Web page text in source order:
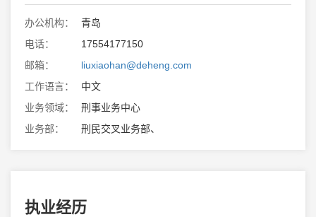
办公机构：
青岛
电话：
17554177150
邮箱：
liuxiaohan@deheng.com
工作语言：
中文
业务领域：
刑事业务中心
业务部：
刑民交叉业务部、
执业经历